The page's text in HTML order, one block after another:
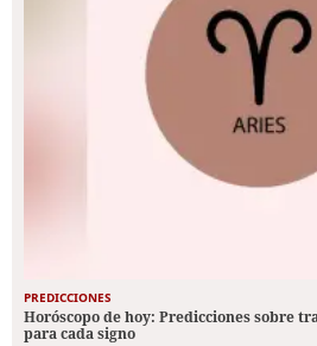
PREDICCIONES
Horóscopo de hoy: Predicciones sobre
para cada signo